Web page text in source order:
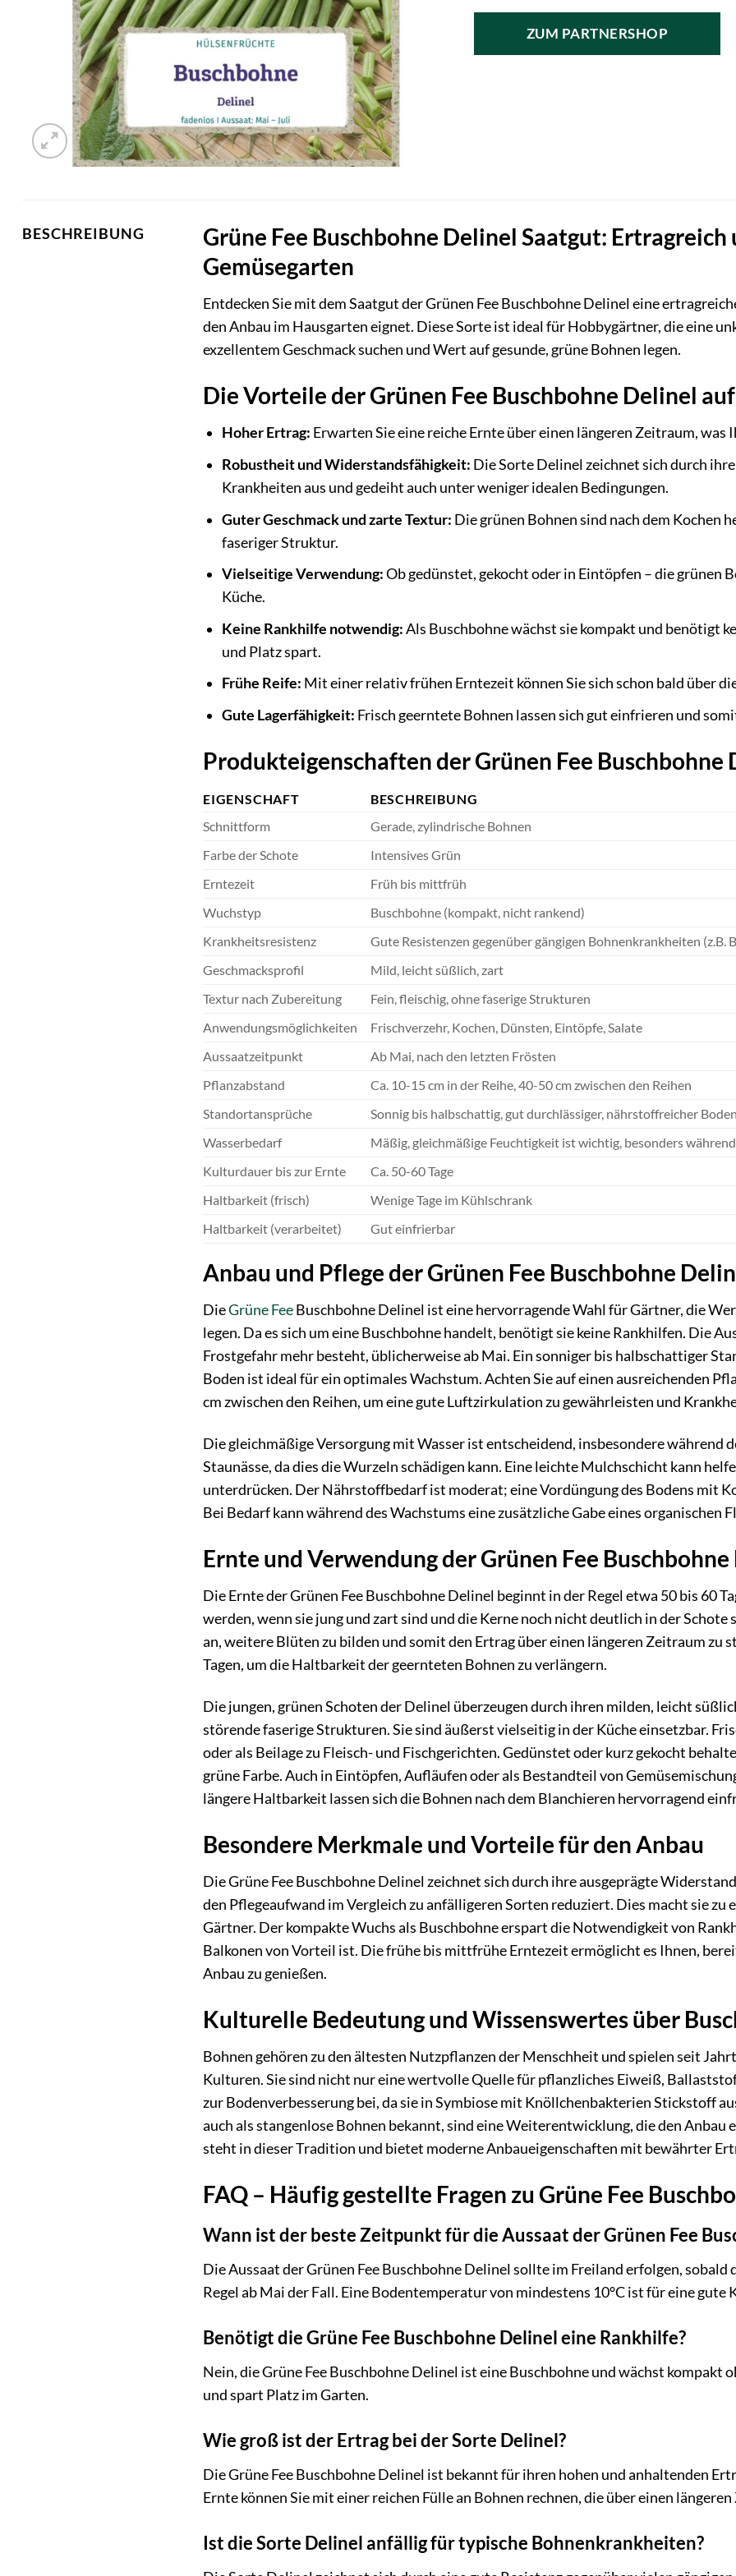
ZUM PARTNERSHOP
BESCHREIBUNG
Grüne Fee Buschbohne Delinel Saatgut:
Gemüsegarten
Entdecken Sie mit dem Saatgut der Grünen Fee Buschbohne Delinel eine
den Anbau im Hausgarten eignet. Diese Sorte ist ideal für Hobbygärtner, die eine
exzellentem Geschmack suchen und Wert auf gesunde, grüne Bohnen legen.
Die Vorteile der Grünen Fee Buschbohne Delinel
Hoher Ertrag: Erwarten Sie eine reiche Ernte über einen längeren Zeitraum,
Robustheit und Widerstandsfähigkeit: Die Sorte Delinel zeichnet sich durch
Krankheiten aus und gedeiht auch unter weniger idealen Bedingungen.
Guter Geschmack und zarte Textur: Die grünen Bohnen sind nach dem Kochen
faseriger Struktur.
Vielseitige Verwendung:Ob gedünstet, gekocht oder in Eintöpfen – die grünen
Küche.
Keine Rankhilfe notwendig:Als Buschbohne wächst sie kompakt und benötigt
und Platz spart.
Frühe Reife: Mit einer relativ frühen Erntezeit können Sie sich schon bald über
Gute Lagerfähigkeit: Frisch geerntete Bohnen lassen sich gut einfrieren und
Produkteigenschaften der Grünen Fee Buschbohne
EIGENSCHAFT
BESCHREIBUNG
Schnittform
Gerade, zylindrische Bohnen
Farbe der Schote
Intensives Grün
Erntezeit
Früh bis mittfrüh
Wuchstyp
Buschbohne (kompakt, nicht rankend)
Krankheitsresistenz
Gute Resistenzen gegenüber gängigen Bohnenkrankheiten (z.B.
Geschmacksprofil
Mild, leicht süßlich, zart
Textur nach Zubereitung
Fein, fleischig, ohne faserige Strukturen
Anwendungsmöglichkeiten
Frischverzehr, Kochen, Dünsten, Eintöpfe, Salate
Aussaatzeitpunkt
Ab Mai, nach den letzten Frösten
Pflanzabstand
Ca. 10-15 cm in der Reihe, 40-50 cm zwischen den Reihen
Standortansprüche
Sonnig bis halbschattig, gut durchlässiger, nährstoffreicher Boden
Wasserbedarf
Mäßig, gleichmäßige Feuchtigkeit ist wichtig, besonders
Kulturdauer bis zur Ernte
Ca. 50-60 Tage
Haltbarkeit (frisch)
Wenige Tage im Kühlschrank
Haltbarkeit (verarbeitet)
Gut einfrierbar
Anbau und Pflege der Grünen Fee Buschbohne
DieGrüne FeeBuschbohne Delinel ist eine hervorragende Wahl für Gärtner, die
legen. Da es sich um eine Buschbohne handelt, benötigt sie keine Rankhilfen. Die
Frostgefahr mehr besteht, üblicherweise ab Mai. Ein sonniger bis halbschattiger
Boden ist ideal für ein optimales Wachstum. Achten Sie auf einen ausreichenden
cm zwischen den Reihen, um eine gute Luftzirkulation zu gewährleisten und
Die gleichmäßige Versorgung mit Wasser ist entscheidend, insbesondere während
Staunässe, da dies die Wurzeln schädigen kann. Eine leichte Mulchschicht kann
unterdrücken. Der Nährstoffbedarf ist moderat; eine Vordüngung des Bodens mit
Bei Bedarf kann während des Wachstums eine zusätzliche Gabe eines organischen
Ernte und Verwendung der Grünen Fee
Die Ernte der Grünen Fee Buschbohne Delinel beginnt in der Regel etwa 50 bis 60
werden, wenn sie jung und zart sind und die Kerne noch nicht deutlich in der
an, weitere Blüten zu bilden und somit den Ertrag über einen längeren Zeitraum zu
Tagen, um die Haltbarkeit der geernteten Bohnen zu verlängern.
Die jungen, grünen Schoten der Delinel überzeugen durch ihren milden, leicht
störende faserige Strukturen. Sie sind äußerst vielseitig in der Küche einsetzbar.
oder als Beilage zu Fleisch- und Fischgerichten. Gedünstet oder kurz gekocht
grüne Farbe. Auch in Eintöpfen, Aufläufen oder als Bestandteil von
längere Haltbarkeit lassen sich die Bohnen nach dem Blanchieren hervorragend
Besondere Merkmale und Vorteile für den Anbau
Die Grüne Fee Buschbohne Delinel zeichnet sich durch ihre ausgeprägte
den Pflegeaufwand im Vergleich zu anfälligeren Sorten reduziert. Dies macht sie
Gärtner. Der kompakte Wuchs als Buschbohne erspart die Notwendigkeit von
Balkonen von Vorteil ist. Die frühe bis mittfrühe Erntezeit ermöglicht es Ihnen,
Anbau zu genießen.
Kulturelle Bedeutung und Wissenswertes über
Bohnen gehören zu den ältesten Nutzpflanzen der Menschheit und spielen seit
Kulturen. Sie sind nicht nur eine wertvolle Quelle für pflanzliches Eiweiß,
zur Bodenverbesserung bei, da sie in Symbiose mit Knöllchenbakterien Stickstoff
auch als stangenlose Bohnen bekannt, sind eine Weiterentwicklung, die den
steht in dieser Tradition und bietet moderne Anbaueigenschaften mit bewährter
FAQ – Häufig gestellte Fragen zu Grüne Fee
Wann ist der beste Zeitpunkt für die Aussaat der Grünen Fee
Die Aussaat der Grünen Fee Buschbohne Delinel sollte im Freiland erfolgen,
Regel ab Mai der Fall. Eine Bodentemperatur von mindestens 10°C ist für eine gute
Benötigt die Grüne Fee Buschbohne Delinel eine Rankhilfe?
Nein, die Grüne Fee Buschbohne Delinel ist eine Buschbohne und wächst
und spart Platz im Garten.
Wie groß ist der Ertrag bei der Sorte Delinel?
Die Grüne Fee Buschbohne Delinel ist bekannt für ihren hohen und anhaltenden
Ernte können Sie mit einer reichen Fülle an Bohnen rechnen, die über einen
Ist die Sorte Delinel anfällig für typische Bohnenkrankheiten?